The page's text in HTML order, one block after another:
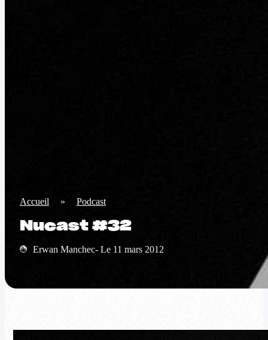
Accueil » Podcast
Nucast #32
Erwan Manchec- Le 11 mars 2012